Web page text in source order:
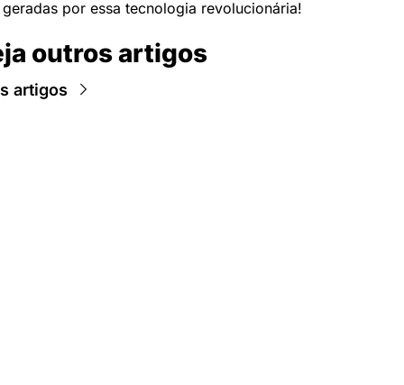
geradas por essa tecnologia revolucionária!
outros artigos
artigos